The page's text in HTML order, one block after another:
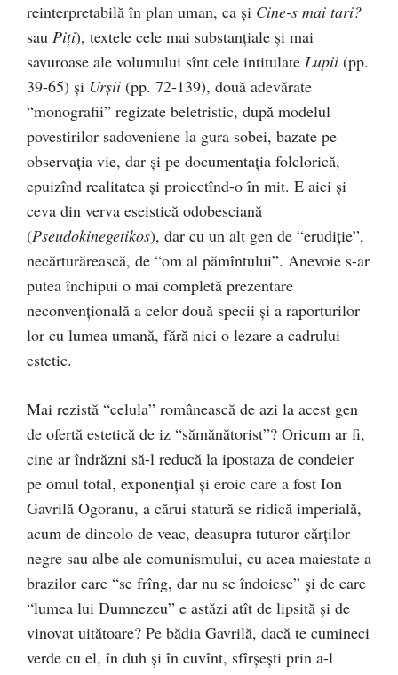
reinterpretabilă în plan uman, ca şi Cine-s mai tari?
sau Piţi), textele cele mai substanţiale şi mai
savuroase ale volumului sînt cele intitulate Lupii (pp.
39-65) şi Urşii (pp. 72-139), două adevărate
“monografii” regizate beletristic, după modelul
povestirilor sadoveniene la gura sobei, bazate pe
observaţia vie, dar şi pe documentaţia folclorică,
epuizînd realitatea şi proiectînd-o în mit. E aici şi
ceva din verva eseistică odobesciană
(Pseudokinegetikos), dar cu un alt gen de “erudiţie”,
necărturărească, de “om al pămîntului”. Anevoie s-ar
putea închipui o mai completă prezentare
neconvenţională a celor două specii şi a raporturilor
lor cu lumea umană, fără nici o lezare a cadrului
estetic.
Mai rezistă “celula” românească de azi la acest gen
de ofertă estetică de iz “sămănătorist”? Oricum ar fi,
cine ar îndrăzni să-l reducă la ipostaza de condeier
pe omul total, exponenţial şi eroic care a fost Ion
Gavrilă Ogoranu, a cărui statură se ridică imperială,
acum de dincolo de veac, deasupra tuturor cărţilor
negre sau albe ale comunismului, cu acea maiestate a
brazilor care “se frîng, dar nu se îndoiesc” şi de care
“lumea lui Dumnezeu” e astăzi atît de lipsită şi de
vinovat uitătoare? Pe bădia Gavrilă, dacă te cumineci
verde cu el, în duh şi în cuvînt, sfîrşeşti prin a-l